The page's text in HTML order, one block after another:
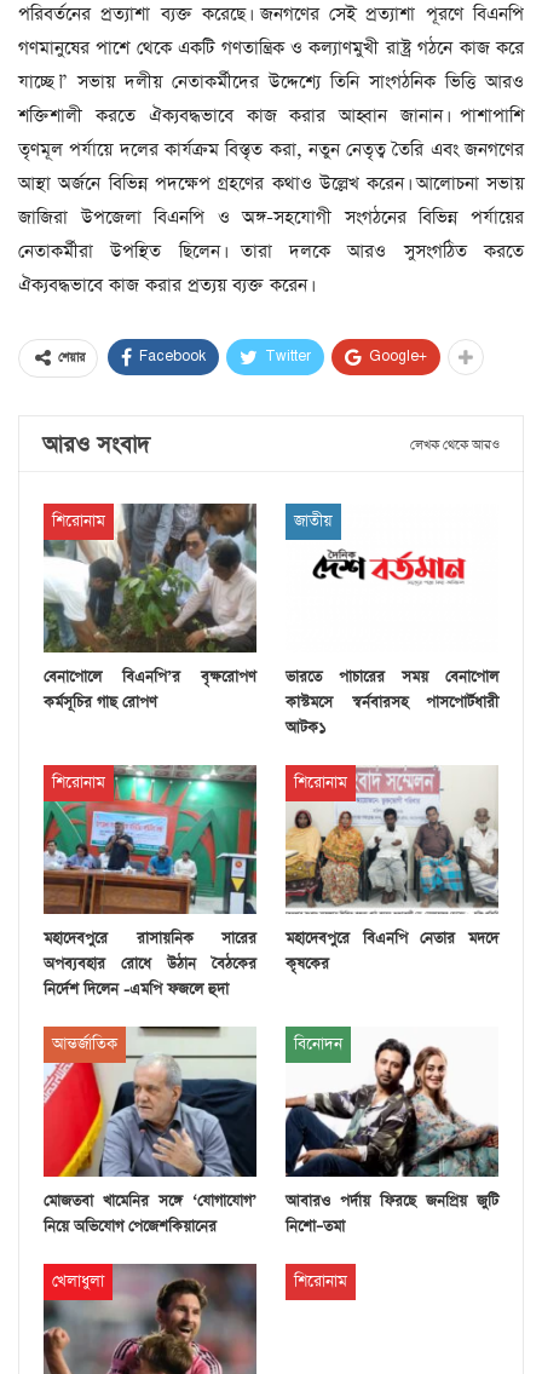
পরিবর্তনের প্রত্যাশা ব্যক্ত করেছে। জনগণের সেই প্রত্যাশা পূরণে বিএনপি
গণমানুষের পাশে থেকে একটি গণতান্ত্রিক ও কল্যাণমুখী রাষ্ট্র গঠনে কাজ করে
যাচ্ছে।” সভায় দলীয় নেতাকর্মীদের উদ্দেশ্যে তিনি সাংগঠনিক ভিত্তি আরও
শক্তিশালী করতে ঐক্যবদ্ধভাবে কাজ করার আহ্বান জানান। পাশাপাশি
তৃণমূল পর্যায়ে দলের কার্যক্রম বিস্তৃত করা, নতুন নেতৃত্ব তৈরি এবং জনগণের
আস্থা অর্জনে বিভিন্ন পদক্ষেপ গ্রহণের কথাও উল্লেখ করেন। আলোচনা সভায়
জাজিরা উপজেলা বিএনপি ও অঙ্গ-সহযোগী সংগঠনের বিভিন্ন পর্যায়ের
নেতাকর্মীরা উপস্থিত ছিলেন। তারা দলকে আরও সুসংগঠিত করতে
ঐক্যবদ্ধভাবে কাজ করার প্রত্যয় ব্যক্ত করেন।
শেয়ার Facebook Twitter Google+
আরও সংবাদ লেখক থেকে আরও
শিরোনাম
বেনাপোলে বিএনপি’র বৃক্ষরোপণ
কর্মসূচির গাছ রোপণ
জাতীয়
ভারতে পাচারের সময় বেনাপোল
কাস্টমসে স্বর্নবারসহ পাসপোর্টধারী
আটক১
শিরোনাম
মহাদেবপুরে রাসায়নিক সারের
অপব্যবহার রোধে উঠান বৈঠকের
নির্দেশ দিলেন -এমপি ফজলে হুদা
শিরোনাম
মহাদেবপুরে বিএনপি নেতার মদদে
কৃষকের
আন্তর্জাতিক
মোজতবা খামেনির সঙ্গে ‘যোগাযোগ’
নিয়ে অভিযোগ পেজেশকিয়ানের
বিনোদন
আবারও পর্দায় ফিরছে জনপ্রিয় জুটি
নিশো–তমা
খেলাধুলা শিরোনাম